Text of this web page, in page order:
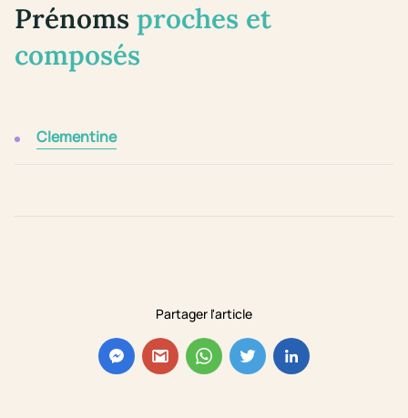
Partager l'article
Prénoms proches et
composés
Clementine